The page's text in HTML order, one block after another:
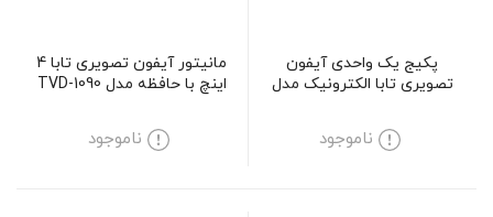
پکیج یک واحدی آیفون
تصویری تابا الکترونیک مدل
ناموجود
مانیتور آیفون تصویری تابا 4
اینچ با حافظه مدل TVD-1090
ناموجود